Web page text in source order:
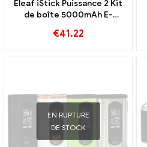
Eleaf iStick Puissance 2 Kit
de boîte 5000mAh E-
Personnalisé
€41.22
EN RUPTURE
DE STOCK